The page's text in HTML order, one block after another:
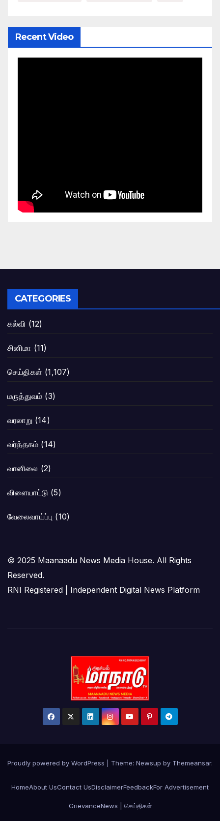
Recent Video
CATEGORIES
கல்வி (12)
சினிமா (11)
செய்திகள் (1,107)
மருத்துவம் (3)
வரலாறு (14)
வர்த்தகம் (14)
வானிலை (2)
விளையாட்டு (5)
வேலைவாய்ப்பு (10)
© 2025 Maanaadu News Media House. All Rights
Reserved.
RNI Registered | Independent Digital News Platform
Proudly powered by WordPress Theme: Newsup by Themeansar.
HomeAbout UsContact UsDisclaimerFeedbackFor Advertisement
GrievanceNews | செய்திகள்